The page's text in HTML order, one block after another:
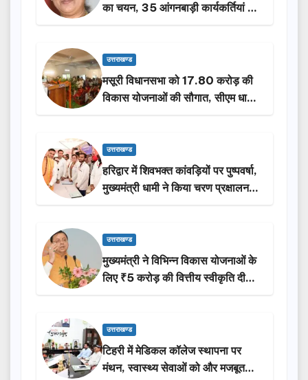
का चयन, 35 आंगनबाड़ी कार्यकर्तियां भी
होंगी सम्मानित…
उत्तराखण्ड
मसूरी विधानसभा को 17.80 करोड़ की
विकास योजनाओं की सौगात, सीएम धामी
ने किया लोकार्पण-शिलान्यास.
उत्तराखण्ड
हरिद्वार में शिवभक्त कांवड़ियों पर पुष्पवर्षा,
मुख्यमंत्री धामी ने किया चरण प्रक्षालन…
उत्तराखण्ड
मुख्यमंत्री ने विभिन्न विकास योजनाओं के
लिए ₹5 करोड़ की वित्तीय स्वीकृति दी…
उत्तराखण्ड
टिहरी में मेडिकल कॉलेज स्थापना पर
मंथन, स्वास्थ्य सेवाओं को और मजबूत